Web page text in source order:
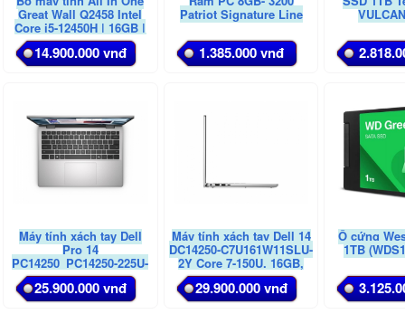
Great Wall Q2458 Intel
Core i5-12450H | 16GB |
512GB | 23.8 inch FHD |
NoOs |Key/Mouse
Wireless| Bạc| Hàng
14.900.000 vnđ
Patriot Signature Line
1.385.000 vnđ
Máy tính xách tay Dell
Pro 14
PC14250_PC14250-225U-
16512WH Intel® Core
Ultra 5 225U,16GB
DDR5,512GB
25.900.000 vnđ
Máy tính xách tay Dell 14
DC14250-C7U161W11SLU-
2Y Core 7-150U, 16GB,
1TB SSD, 14.0 inch
FHD+, 4C 54Wh, ax+BT,
OfficeH24+365, Win
29.900.000 vnđ
Ổ cứng
1TB